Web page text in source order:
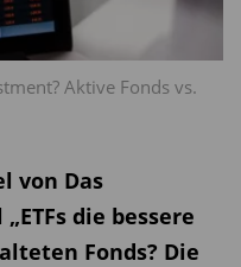
Aktive Fonds vs.
von Das
die bessere
Fonds? Die